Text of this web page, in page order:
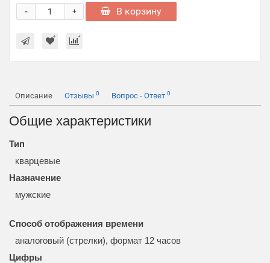
+
- В корзину
Описание Отзывы 0 Вопрос - Ответ 0
Общие характеристики
Тип
кварцевые
Назначение
мужские
Способ отображения времени
аналоговый (стрелки), формат 12 часов
Цифры